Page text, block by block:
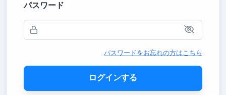
パスワード
パスワードをお忘れの方はこちら
ログインする